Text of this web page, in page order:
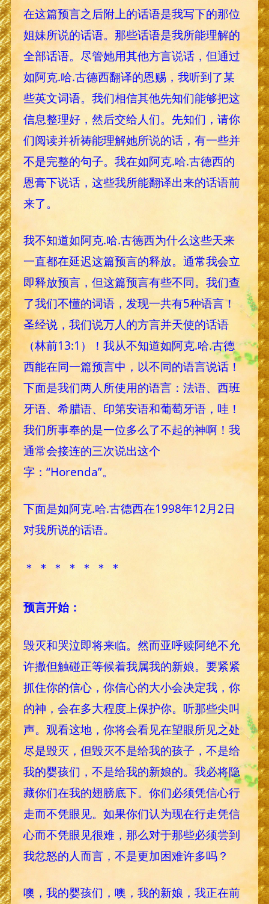
在这篇预言之后附上的话语是我写下的那位
姐妹所说的话语。那些话语是我所能理解的
全部话语。尽管她用其他方言说话，但通过
如阿克.哈.古德西翻译的恩赐，我听到了某
些英文词语。我们相信其他先知们能够把这
信息整理好，然后交给人们。先知们，请你
们阅读并祈祷能理解她所说的话，有一些并
不是完整的句子。我在如阿克.哈.古德西的
恩膏下说话，这些我所能翻译出来的话语前
来了。
我不知道如阿克.哈.古德西为什么这些天来
一直都在延迟这篇预言的释放。通常我会立
即释放预言，但这篇预言有些不同。我们查
了我们不懂的词语，发现一共有5种语言！
圣经说，我们说万人的方言并天使的话语
（林前13:1）！我从不知道如阿克.哈.古德
西能在同一篇预言中，以不同的语言说话！
下面是我们两人所使用的语言：法语、西班
牙语、希腊语、印第安语和葡萄牙语，哇！
我们所事奉的是一位多么了不起的神啊！我
通常会接连的三次说出这个
字：“Horenda”。
下面是如阿克.哈.古德西在1998年12月2日
对我所说的话语。
＊ ＊ ＊ ＊ ＊ ＊ ＊
预言开始：
毁灭和哭泣即将来临。然而亚呼赎阿绝不允
许撒但触碰正等候着我属我的新娘。要紧紧
抓住你的信心，你信心的大小会决定我，你
的神，会在多大程度上保护你。听那些尖叫
声。观看这地，你将会看见在望眼所见之处
尽是毁灭，但毁灭不是给我的孩子，不是给
我的婴孩们，不是给我的新娘的。我必将隐
藏你们在我的翅膀底下。你们必须凭信心行
走而不凭眼见。如果你们认为现在行走凭信
心而不凭眼见很难，那么对于那些必须尝到
我忿怒的人而言，不是更加困难许多吗？
噢，我的婴孩们，噢，我的新娘，我正在前